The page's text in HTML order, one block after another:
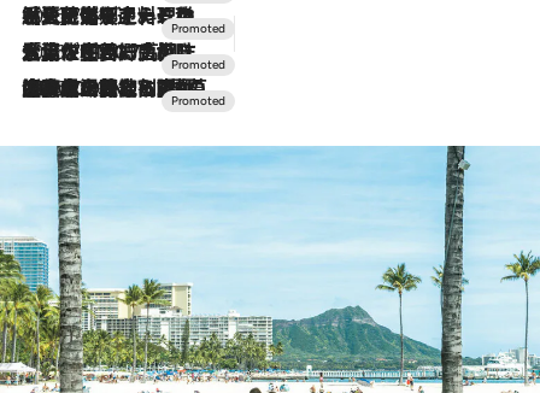
2026.7.24
【夏限定ディナーコース】旬を迎える稚鮎や花ズッキーニなどをイタリア・トスカーナの郷土料理の手法で満喫！
2026.7.17
「土佐和ハーブかき氷」がOMO7高知に登場！生姜、山椒、大葉など目にも舌にも涼を呼ぶ郷土の味
2026.7.10
NEW OPEN！【界 草津】名湯の地に誕生。趣の異なる2種の温泉と上州ならではの会席・蕎麦割烹など美食を味わう究極の癒やし旅